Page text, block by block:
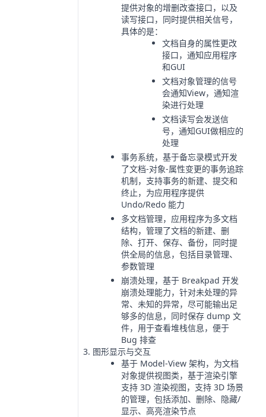
提供对象的增删改查接口，以及
读写接口，同时提供相关信号，
具体的是：
文档自身的属性更改
接口，通知应用程序
和GUI
文档对象管理的信号
会通知View，通知渲
染进行处理
文档读写会发送信
号，通知GUI做相应的
处理
事务系统，基于备忘录模式开发
了文档-对象-属性变更的事务追踪
机制，支持事务的新建、提交和
终止，为应用程序提供
Undo/Redo 能力
多文档管理，应用程序为多文档
结构，管理了文档的新建、删
除、打开、保存、备份，同时提
供全局的信息，包括目录管理、
参数管理
崩溃处理，基于 Breakpad 开发
崩溃处理能力，针对未处理的异
常、未知的异常，尽可能输出足
够多的信息，同时保存 dump 文
件，用于查看堆栈信息，便于
Bug 排查
图形显示与交互
基于 Model-View 架构，为文档
对象提供视图类，基于渲染引擎
支持 3D 渲染视图，支持 3D 场景
的管理，包括添加、删除、隐藏/
显示、高亮渲染节点